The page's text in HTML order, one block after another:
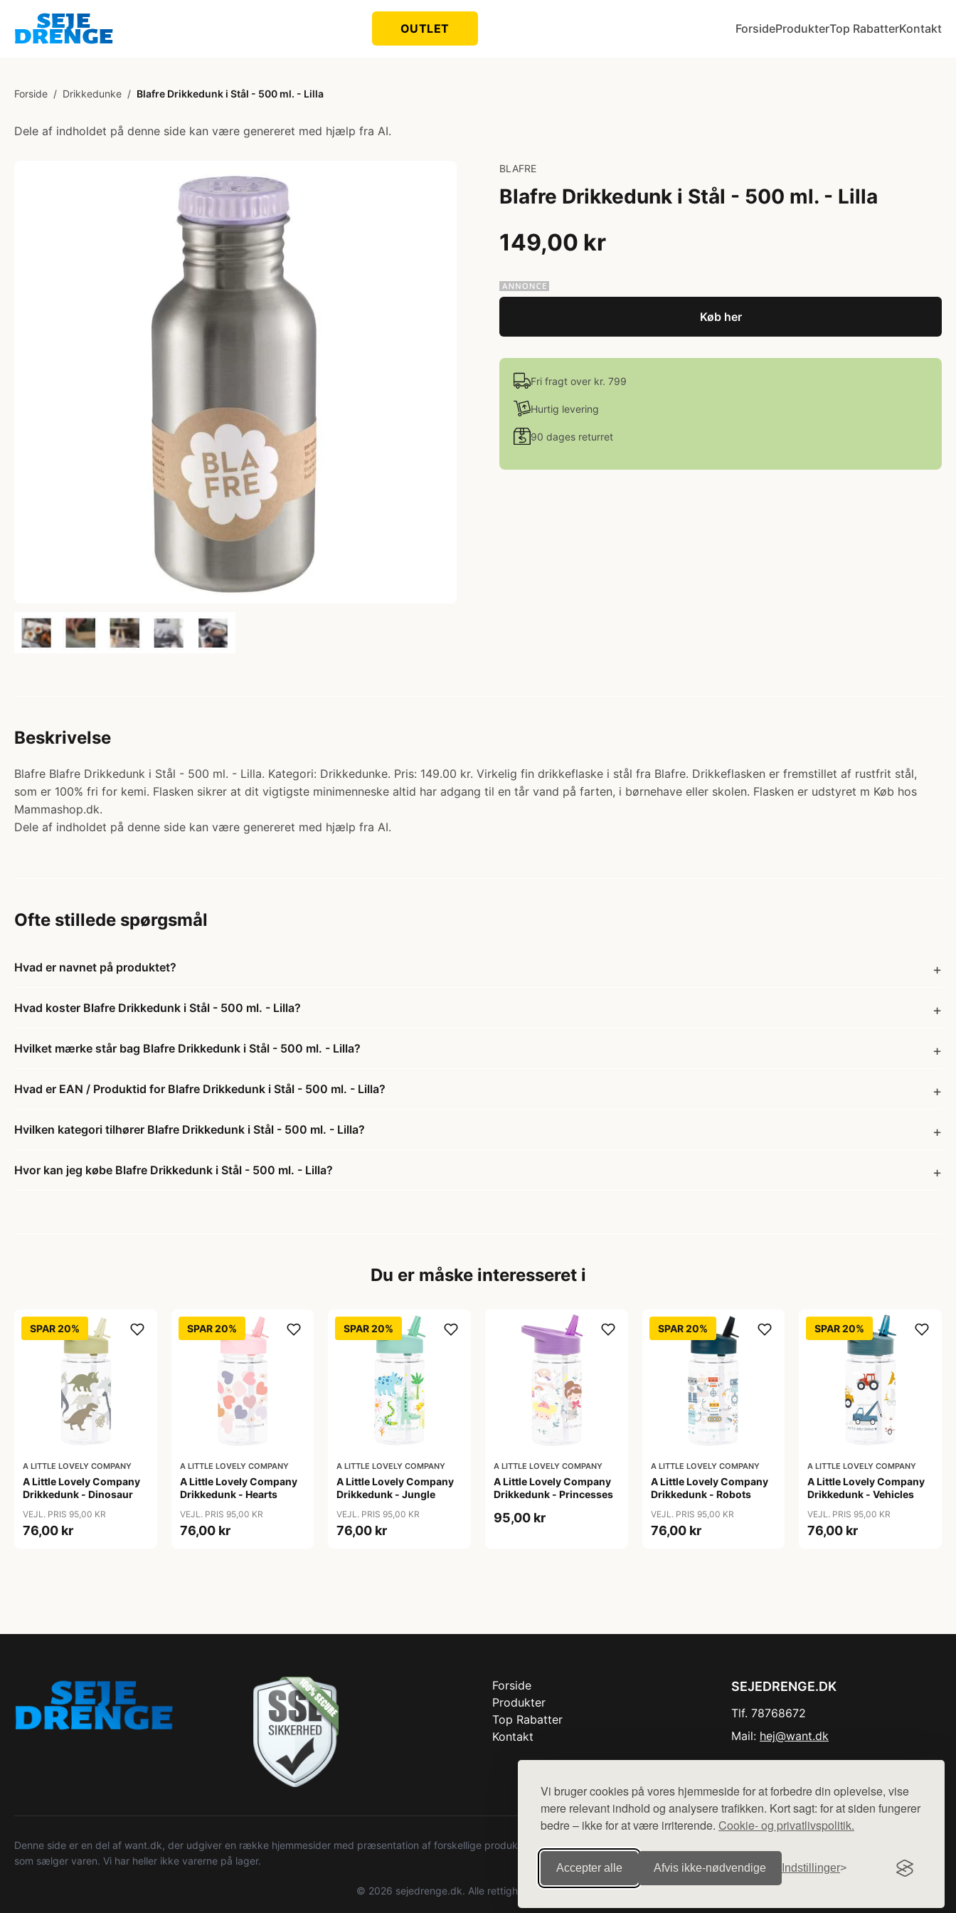
Vi bruger cookies på vores hjemmeside for at forbedre din oplevelse, vise
mere relevant indhold og analysere trafikken. Kort sagt: for at siden fungerer
bedre – ikke for at være irriterende. Cookie- og privatlivspolitik.
Accepter alle Afvis ikke‑nødvendige Indstillinger
OUTLET ForsideProdukterTop RabatterKontakt
Forside / Drikkedunke / Blafre Drikkedunk i Stål - 500 ml. - Lilla
Dele af indholdet på denne side kan være genereret med hjælp fra AI.
BLAFRE
Blafre Drikkedunk i Stål - 500 ml. - Lilla
149,00 kr
Køb her
Fri fragt over kr. 799
Hurtig levering
90 dages returret
Beskrivelse
Blafre Blafre Drikkedunk i Stål - 500 ml. - Lilla. Kategori: Drikkedunke. Pris: 149.00 kr. Virkelig fin drikkeflaske i stål fra Blafre. Drikkeflasken er fremstillet af rustfrit stål,
som er 100% fri for kemi. Flasken sikrer at dit vigtigste minimenneske altid har adgang til en tår vand på farten, i børnehave eller skolen. Flasken er udstyret m Køb hos
Mammashop.dk.
Dele af indholdet på denne side kan være genereret med hjælp fra AI.
Ofte stillede spørgsmål
Hvad er navnet på produktet?
Hvad koster Blafre Drikkedunk i Stål - 500 ml. - Lilla?
Hvilket mærke står bag Blafre Drikkedunk i Stål - 500 ml. - Lilla?
Hvad er EAN / Produktid for Blafre Drikkedunk i Stål - 500 ml. - Lilla?
Hvilken kategori tilhører Blafre Drikkedunk i Stål - 500 ml. - Lilla?
Hvor kan jeg købe Blafre Drikkedunk i Stål - 500 ml. - Lilla?
Du er måske interesseret i
SPAR 20%
A LITTLE LOVELY COMPANY
A Little Lovely Company
Drikkedunk - Dinosaur
VEJL. PRIS 95,00 KR
76,00 kr
SPAR 20%
A LITTLE LOVELY COMPANY
A Little Lovely Company
Drikkedunk - Hearts
VEJL. PRIS 95,00 KR
76,00 kr
SPAR 20%
A LITTLE LOVELY COMPANY
A Little Lovely Company
Drikkedunk - Jungle
VEJL. PRIS 95,00 KR
76,00 kr
A LITTLE LOVELY COMPANY
A Little Lovely Company
Drikkedunk - Princesses
95,00 kr
SPAR 20%
A LITTLE LOVELY COMPANY
A Little Lovely Company
Drikkedunk - Robots
VEJL. PRIS 95,00 KR
76,00 kr
SPAR 20%
A LITTLE LOVELY COMPANY
A Little Lovely Company
Drikkedunk - Vehicles
VEJL. PRIS 95,00 KR
76,00 kr
Forside
Produkter
Top Rabatter
Kontakt
SEJEDRENGE.DK
Tlf. 78768672
Mail: hej@want.dk
Denne side er en del af want.dk, der udgiver en række hjemmesider med præsentation af forskellige produkter fra diverse webshops. Der sælges ikke varer fra denne side - vi henviser til de shops,
som sælger varen. Vi har heller ikke varerne på lager.
© 2026 sejedrenge.dk. Alle rettigheder forbeholdes.